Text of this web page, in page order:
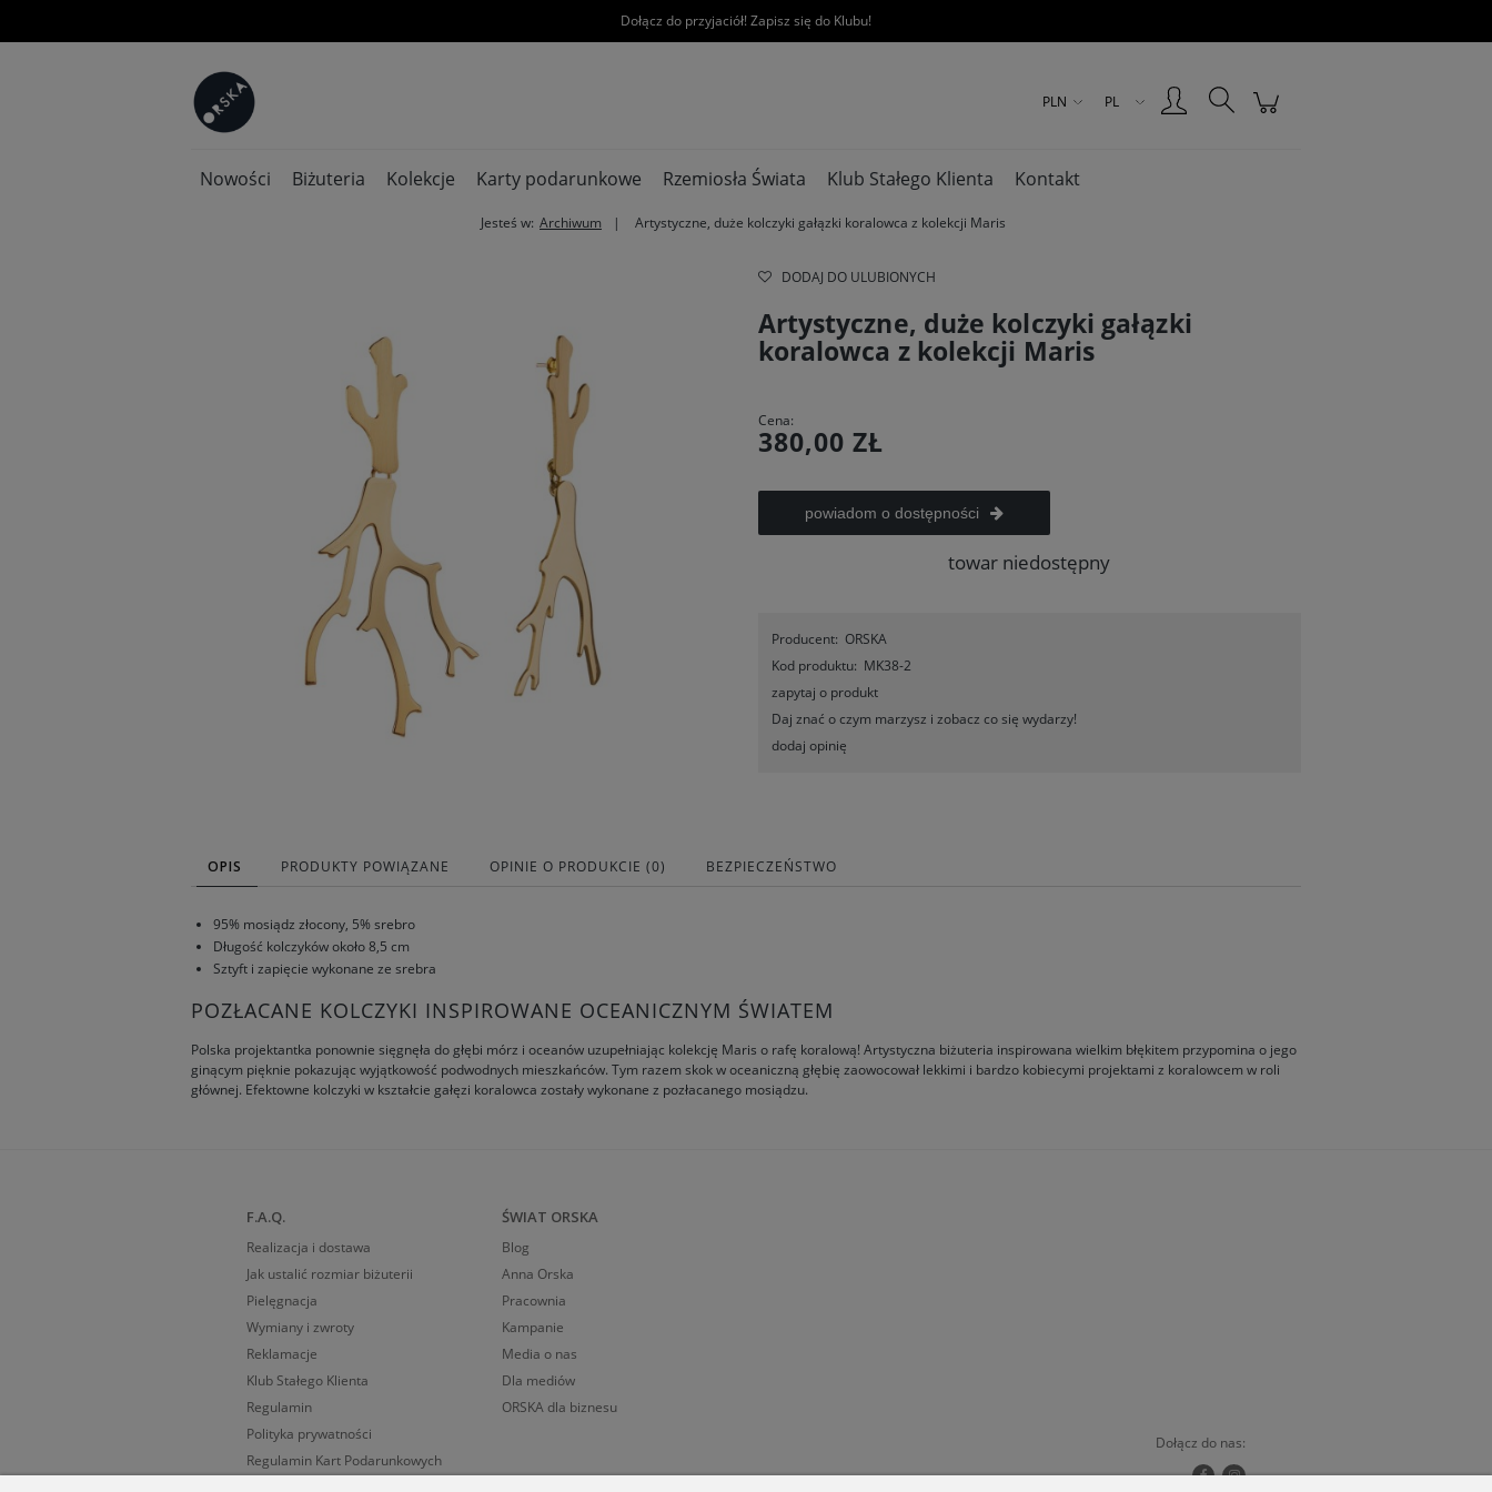
Dołącz do przyjaciół! Zapisz się do Klubu!
PLN PL
Nowości Biżuteria Kolekcje Karty podarunkowe Rzemiosła Świata Klub Stałego Klienta Kontakt
Jesteś w: Archiwum Artystyczne, duże kolczyki gałązki koralowca z kolekcji Maris
DODAJ DO ULUBIONYCH
Artystyczne, duże kolczyki gałązki
koralowca z kolekcji Maris
Cena:
380,00 ZŁ
powiadom o dostępności
towar niedostępny
Producent: ORSKA
Kod produktu: MK38-2
zapytaj o produkt
Daj znać o czym marzysz i zobacz co się wydarzy!
dodaj opinię
OPIS PRODUKTY POWIĄZANE OPINIE O PRODUKCIE (0) BEZPIECZEŃSTWO
95% mosiądz złocony, 5% srebro
Długość kolczyków około 8,5 cm
Sztyft i zapięcie wykonane ze srebra
POZŁACANE KOLCZYKI INSPIROWANE OCEANICZNYM ŚWIATEM
Polska projektantka ponownie sięgnęła do głębi mórz i oceanów uzupełniając kolekcję Maris o rafę koralową! Artystyczna biżuteria inspirowana wielkim błękitem przypomina o jego
ginącym pięknie pokazując wyjątkowość podwodnych mieszkańców. Tym razem skok w oceaniczną głębię zaowocował lekkimi i bardzo kobiecymi projektami z koralowcem w roli
głównej. Efektowne kolczyki w kształcie gałęzi koralowca zostały wykonane z pozłacanego mosiądzu.
F.A.Q.
Realizacja i dostawa
Jak ustalić rozmiar biżuterii
Pielęgnacja
Wymiany i zwroty
Reklamacje
Klub Stałego Klienta
Regulamin
Polityka prywatności
Regulamin Kart Podarunkowych
ŚWIAT ORSKA
Blog
Anna Orska
Pracownia
Kampanie
Media o nas
Dla mediów
ORSKA dla biznesu
Dołącz do nas: